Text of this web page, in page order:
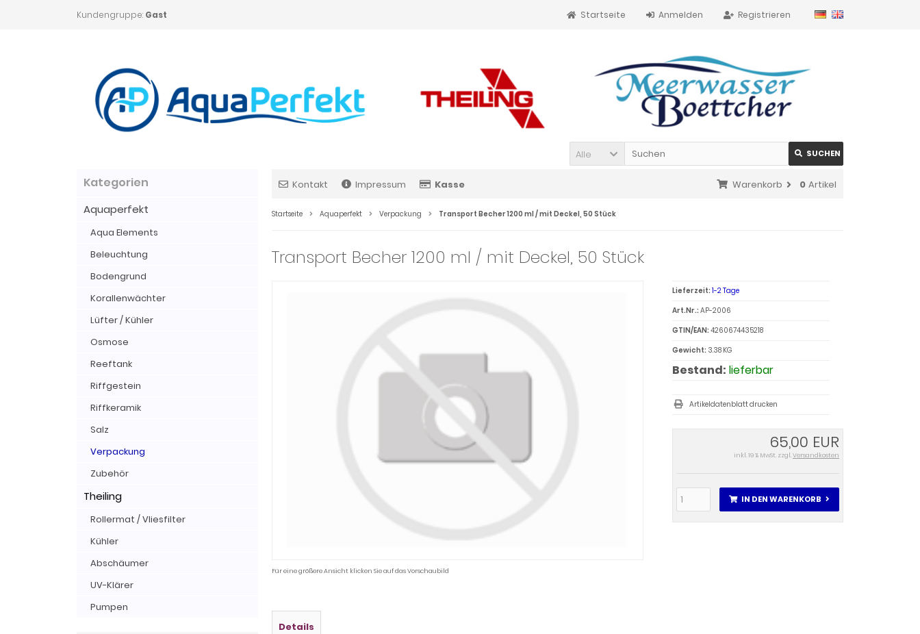
Kundengruppe: Gast Registrieren
Anmelden
Startseite
Alle SUCHEN
Kontakt Impressum Kasse Warenkorb 0 Artikel
Startseite Aquaperfekt Verpackung Transport Becher 1200 ml / mit Deckel, 50 Stück
Transport Becher 1200 ml / mit Deckel, 50 Stück
Für eine größere Ansicht klicken Sie auf das Vorschaubild
65,00 EUR
inkl. 19 % MwSt. zzgl.Versandkosten
IN DEN WARENKORB
Lieferzeit: 1-2 Tage
Art.Nr.: AP-2006
GTIN/EAN: 4260674435218
Gewicht: 3.38 KG
Bestand: lieferbar
Artikeldatenblatt drucken
Details
Kategorien
Aquaperfekt
Aqua Elements
Beleuchtung
Bodengrund
Korallenwächter
Lüfter / Kühler
Osmose
Reeftank
Riffgestein
Riffkeramik
Salz
Verpackung
Zubehör
Theiling
Rollermat / Vliesfilter
Kühler
Abschäumer
UV-Klärer
Pumpen